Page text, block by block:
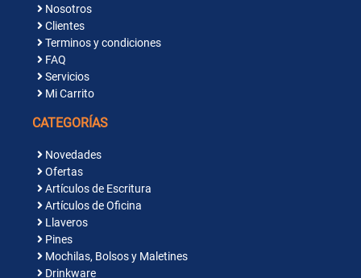
Nosotros
Clientes
Terminos y condiciones
FAQ
Servicios
Mi Carrito
CATEGORÍAS
Novedades
Ofertas
Artículos de Escritura
Artículos de Oficina
Llaveros
Pines
Mochilas, Bolsos y Maletines
Drinkware